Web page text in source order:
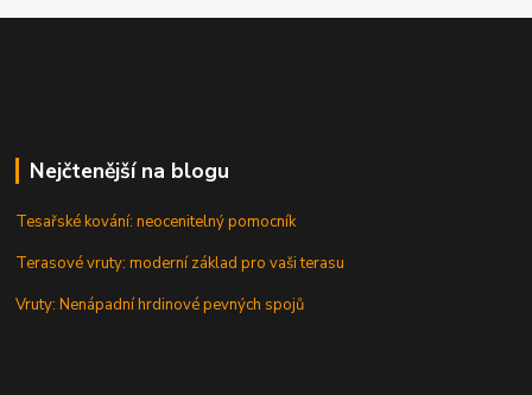
Nejčtenější na blogu
Tesařské kování: neocenitelný pomocník
Terasové vruty: moderní základ pro vaši terasu
Vruty: Nenápadní hrdinové pevných spojů